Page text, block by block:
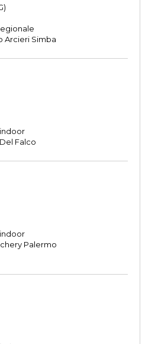
Arcieri Simba
Falco
Palermo